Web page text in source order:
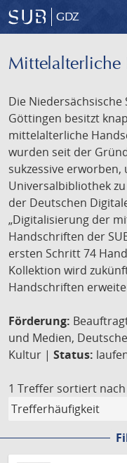
GDZ
Mittelalterliche
Die
Göttingen besitzt
mittelalterliche
wurden seit der
sukzessive
Universalbibliothek
der Deutschen
„Digitalisierung der
Handschriften der
ersten Schritt 74
Kollektion wird
Handschriften
Förderung:
und Medien,
Kultur | Status:
1 Treffer sortiert nach